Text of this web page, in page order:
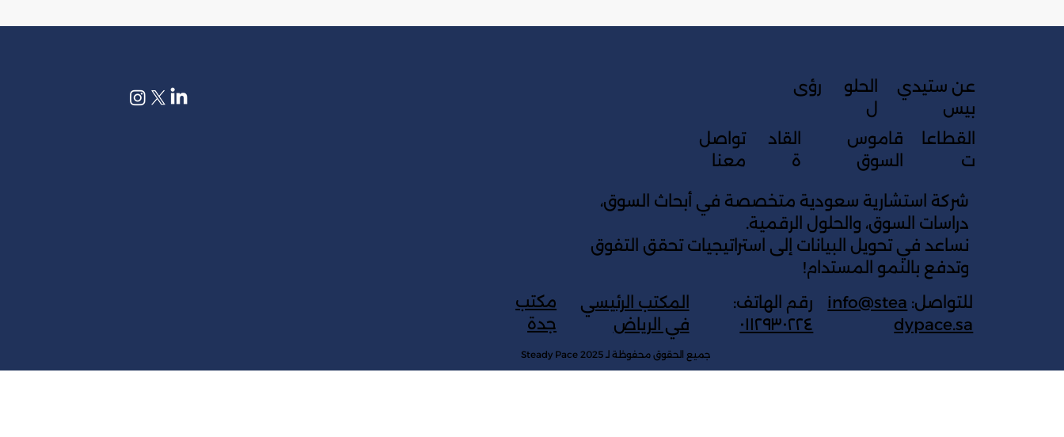
رؤى
الحلو
ل
عن ستيدي
بيس
تواصل
معنا
القاد
ة
قاموس
السوق
القطاعا
ت
شركة استشارية سعودية متخصصة في أبحاث السوق،
دراسات السوق، والحلول الرقمية.
نساعد في تحويل البيانات إلى استراتيجيات تحقق التفوق
وتدفع بالنمو المستدام!
مكتب
جدة
المكتب الرئيسي
في الرياض
رقم الهاتف:
٠١١٢٩٣٠٢٢٤
للتواصل: info@stea
dypace.sa
جميع الحقوق محفوظة لـ Steady Pace 2025